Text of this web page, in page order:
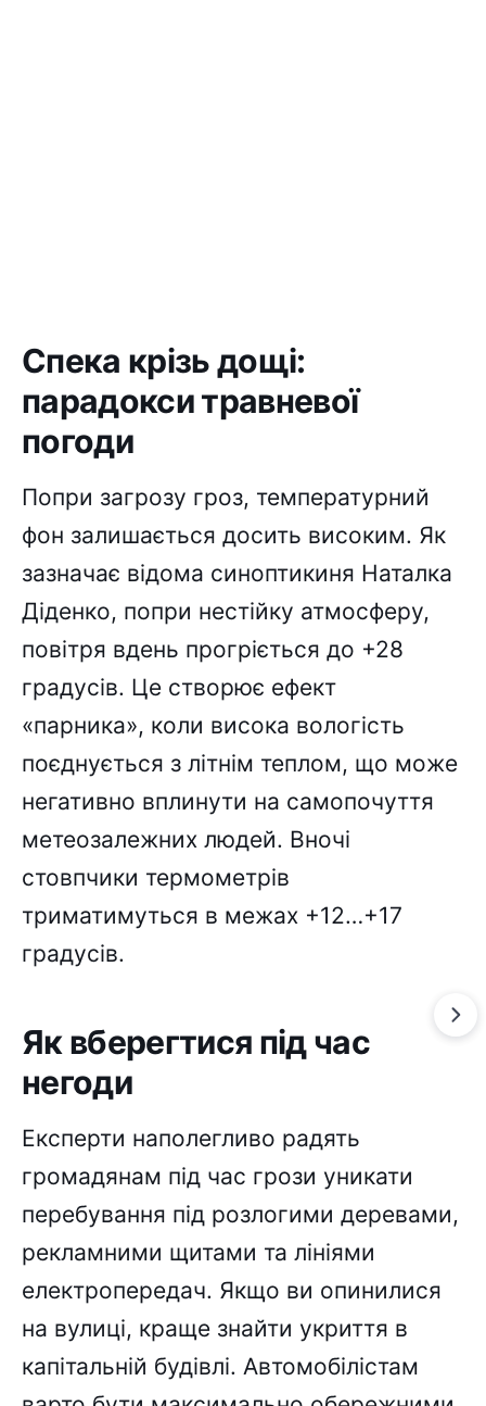
Спека крізь дощі:
парадокси травневої
погоди
Попри загрозу гроз, температурний
фон залишається досить високим. Як
зазначає відома синоптикиня Наталка
Діденко, попри нестійку атмосферу,
повітря вдень прогріється до +28
градусів. Це створює ефект
«парника», коли висока вологість
поєднується з літнім теплом, що може
негативно вплинути на самопочуття
метеозалежних людей. Вночі
стовпчики термометрів
триматимуться в межах +12…+17
градусів.
Як вберегтися під час
негоди
Експерти наполегливо радять
громадянам під час грози уникати
перебування під розлогими деревами,
рекламними щитами та лініями
електропередач. Якщо ви опинилися
на вулиці, краще знайти укриття в
капітальній будівлі. Автомобілістам